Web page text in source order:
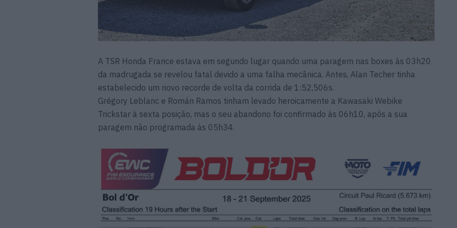
A TSR Honda France estava em segundo lugar quando uma paragem nas boxes às 03h20
da madrugada se revelou fatal devido a uma falha mecânica. Antes, Alan Techer tinha
estabelecido um novo recorde de volta da corrida de 1:52,506s.
Grégory Leblanc e Román Ramos tinham levado heroicamente a Kawasaki Webike
Trickstar à sexta posição, mas o seu abandono foi confirmado às 06h10, após a sua
paragem não programada às 05h34.